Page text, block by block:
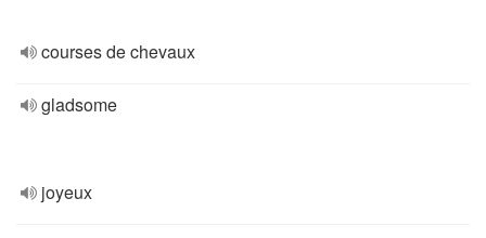
courses de chevaux
gladsome
joyeux